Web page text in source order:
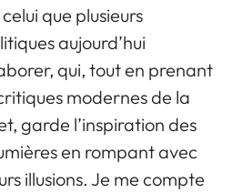
que plusieurs
aujourd’hui
qui, tout en prenant
modernes de la
garde l’inspiration des
en rompant avec
illusions. Je me compte